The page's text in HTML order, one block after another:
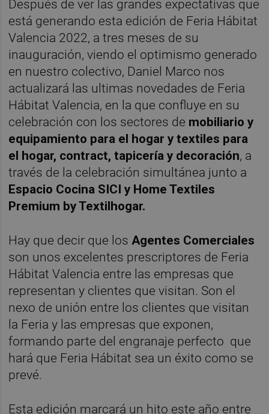
Después de ver las grandes expectativas que
está generando esta edición de Feria Hábitat
Valencia 2022, a tres meses de su
inauguración, viendo el optimismo generado
en nuestro colectivo, Daniel Marco nos
actualizará las ultimas novedades de Feria
Hábitat Valencia, en la que confluye en su
celebración con los sectores de mobiliario y
equipamiento para el hogar y textiles para
el hogar, contract, tapicería y decoración, a
través de la celebración simultánea junto a
Espacio Cocina SICI y Home Textiles
Premium by Textilhogar.
Hay que decir que los Agentes Comerciales
son unos excelentes prescriptores de Feria
Hábitat Valencia entre las empresas que
representan y clientes que visitan. Son el
nexo de unión entre los clientes que visitan
la Feria y las empresas que exponen,
formando parte del engranaje perfecto que
hará que Feria Hábitat sea un éxito como se
prevé.
Esta edición marcará un hito este año entre